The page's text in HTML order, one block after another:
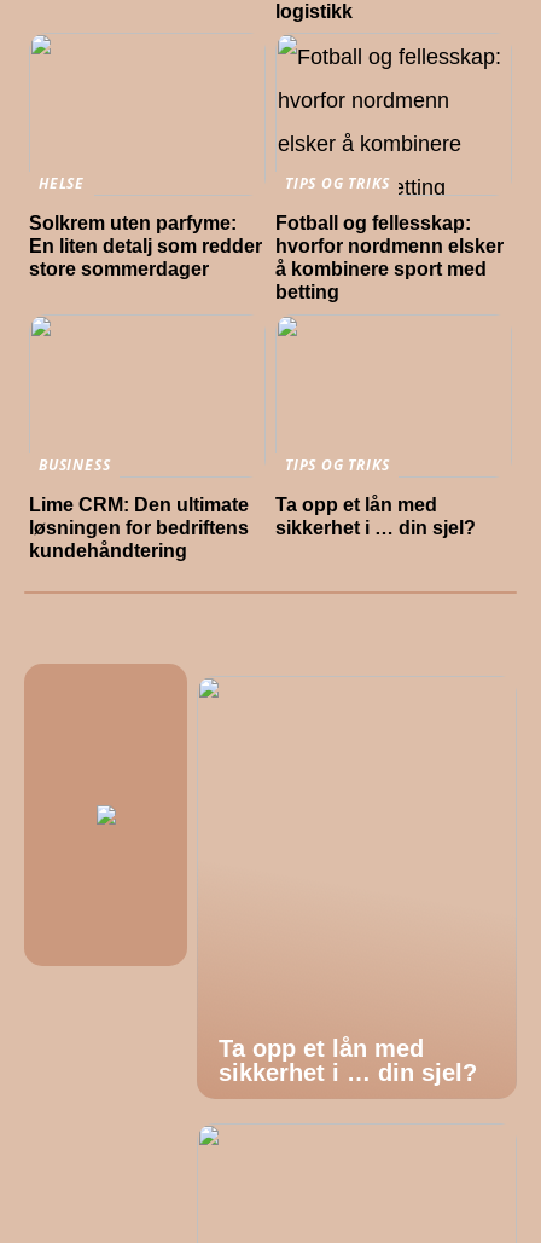
logistikk
HELSE
Solkrem uten parfyme:
En liten detalj som redder
store sommerdager
TIPS OG TRIKS
Fotball og fellesskap:
hvorfor nordmenn elsker
å kombinere sport med
betting
BUSINESS
Lime CRM: Den ultimate
løsningen for bedriftens
kundehåndtering
TIPS OG TRIKS
Ta opp et lån med
sikkerhet i … din sjel?
Ta opp et lån med
sikkerhet i … din sjel?